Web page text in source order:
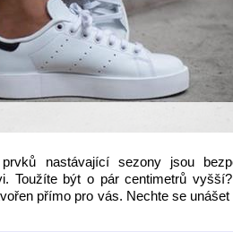
nastávající sezony jsou
Toužíte být o pár centimetrů
přímo pro vás. Nechte se unášet